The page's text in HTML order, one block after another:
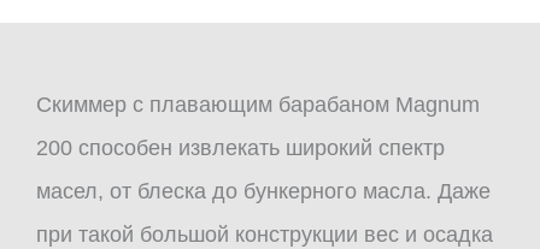
Скиммер с плавающим барабаном Magnum
200 способен извлекать широкий спектр
масел, от блеска до бункерного масла. Даже
при такой большой конструкции вес и осадка